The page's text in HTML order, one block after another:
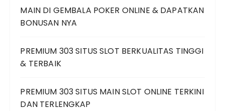
MAIN DI GEMBALA POKER ONLINE & DAPATKAN
BONUSAN NYA
PREMIUM 303 SITUS SLOT BERKUALITAS TINGGI
& TERBAIK
PREMIUM 303 SITUS MAIN SLOT ONLINE TERKINI
DAN TERLENGKAP